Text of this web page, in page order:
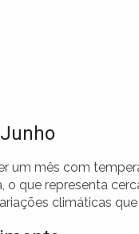
um mês com
que representa
climáticas